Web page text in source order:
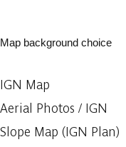
Map background choice
IGN Map
Aerial Photos / IGN
Slope Map (IGN Plan)